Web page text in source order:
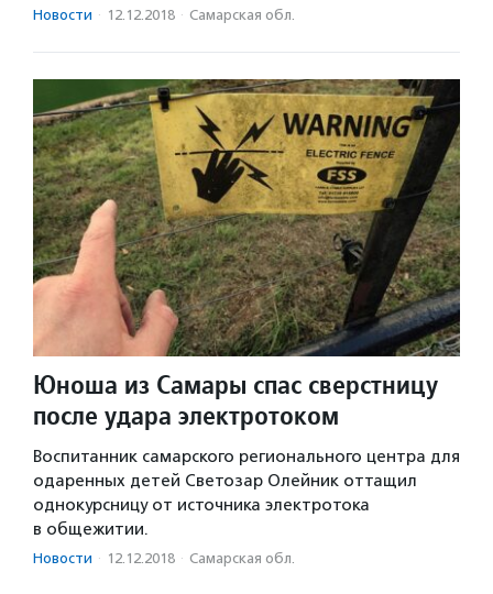
Новости · 12.12.2018 · Самарская обл.
Юноша из Самары спас сверстницу
после удара электротоком
Воспитанник самарского регионального центра для
одаренных детей Светозар Олейник оттащил
однокурсницу от источника электротока
в общежитии.
Новости · 12.12.2018 · Самарская обл.